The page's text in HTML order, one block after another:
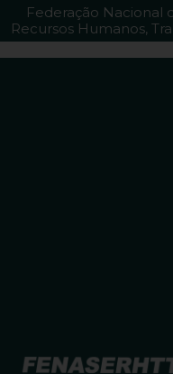
Federação Nacional
Recursos Humanos,